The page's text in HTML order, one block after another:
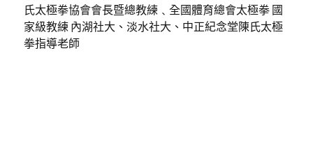
氏太極拳協會會長暨總教練﹑全國體育總會太極拳 國
家級教練 內湖社大、淡水社大、中正紀念堂陳氏太極
拳指導老師